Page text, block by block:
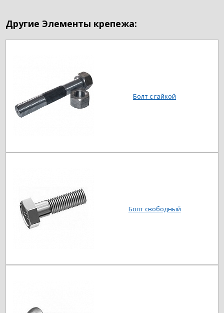
Другие Элементы крепежа:
Болт с гайкой
Болт свободный